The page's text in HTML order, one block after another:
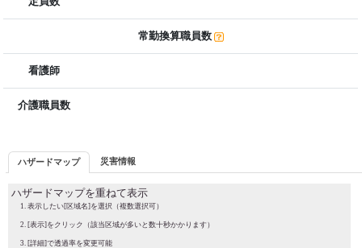
常勤換算職員数
看護師
介護職員数
ハザードマップ 災害情報
ハザードマップを重ねて表示
表示したい[区域名]を選択（複数選択可）
[表示]をクリック（該当区域が多いと数十秒かかります）
[詳細]で透過率を変更可能